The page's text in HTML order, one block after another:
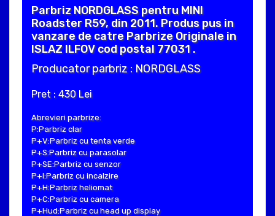
Parbriz NORDGLASS pentru MINI
Roadster R59, din 2011. Produs pus in
vanzare de catre Parbrize Originale in
ISLAZ ILFOV cod postal 77031 .
Producator parbriz : NORDGLASS
Pret : 430 Lei
Abrevieri parbrize:
P:Parbriz clar
P+V:Parbriz cu tenta verde
P+S:Parbriz cu parasolar
P+SE:Parbriz cu senzor
P+I:Parbriz cu incalzire
P+H:Parbriz heliomat
P+C:Parbriz cu camera
P+Hud:Parbriz cu head up display